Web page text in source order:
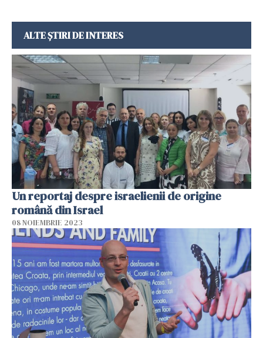
ALTE ȘTIRI DE INTERES
Un reportaj despre israelienii de origine
română din Israel
08 NOIEMBRIE 2023